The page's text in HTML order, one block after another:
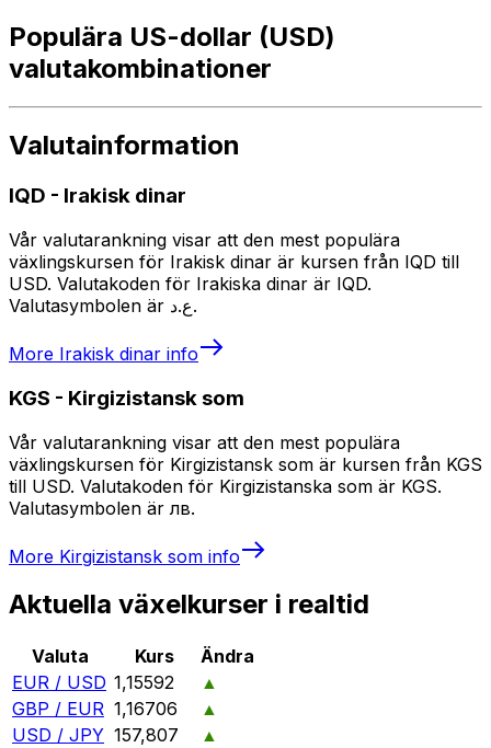
Populära US-dollar (USD)
valutakombinationer
Valutainformation
IQD - Irakisk dinar
Vår valutarankning visar att den mest populära
växlingskursen för Irakisk dinar är kursen från IQD till
USD. Valutakoden för Irakiska dinar är IQD.
Valutasymbolen är ع.د.
More Irakisk dinar info
KGS - Kirgizistansk som
Vår valutarankning visar att den mest populära
växlingskursen för Kirgizistansk som är kursen från KGS
till USD. Valutakoden för Kirgizistanska som är KGS.
Valutasymbolen är лв.
More Kirgizistansk som info
Aktuella växelkurser i realtid
Valuta Kurs
Ändra
EUR / USD 1,15592
▲
GBP / EUR 1,16706
▲
USD / JPY 157,807
▲